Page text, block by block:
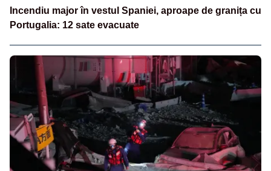
Incendiu major în vestul Spaniei, aproape de granița cu
Portugalia: 12 sate evacuate